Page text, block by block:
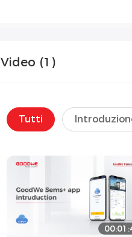
Video (1 )
Tutti